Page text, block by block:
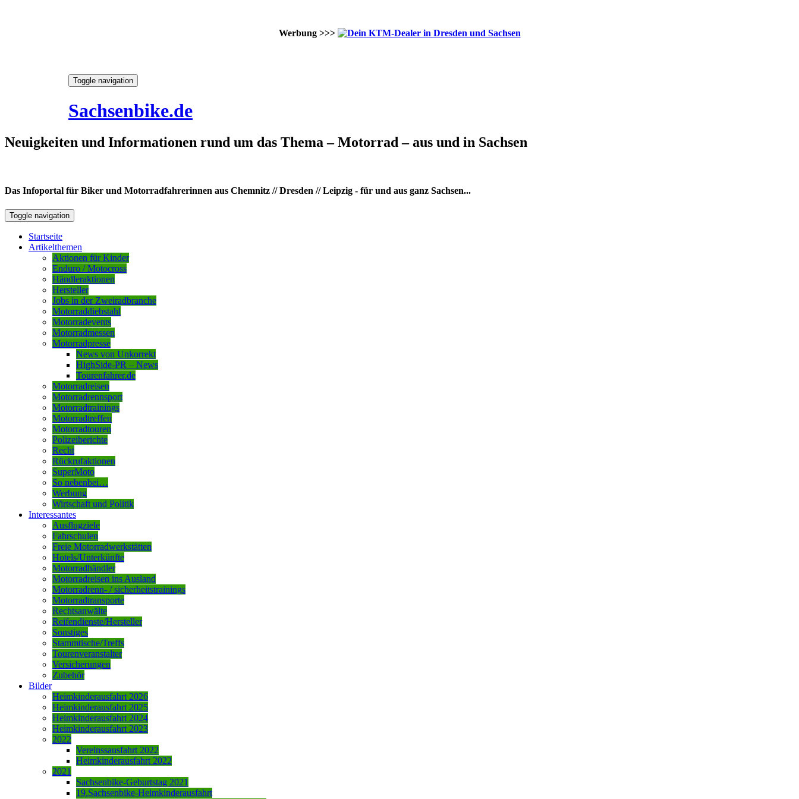
Werbung >>>
Toggle navigation
Sachsenbike.de
Neuigkeiten und Informationen rund um das Thema – Motorrad – aus und in Sachsen
Das Infoportal für Biker und Motorradfahrerinnen aus Chemnitz // Dresden // Leipzig - für und aus ganz Sachsen...
Toggle navigation
Startseite
Artikelthemen
Aktionen für Kinder
Enduro / Motocross
Händleraktionen
Hersteller
Jobs in der Zweiradbranche
Motorraddiebstahl
Motorradevents
Motorradmessen
Motorradpresse
News von Unkorrekt
HighSide-PR – News
Tourenfahrer.de
Motorradreisen
Motorradrennsport
Motorradtrainings
Motorradtreffen
Motorradtouren
Polizeiberichte
Recht
Rückrufaktionen
SuperMoto
So nebenbei…
Werbung
Wirtschaft und Politik
Interessantes
Ausflugziele
Fahrschulen
Freie Motorradwerkstätten
Hotels/Unterkünfte
Motorradhändler
Motorradreisen ins Ausland
Motorradrenn- / sicherheitstrainings
Motorradtransporte
Rechtsanwälte
Reifendienste/Hersteller
Sonstiges
Stammtische/Treffs
Tourenveranstalter
Versicherungen
Zubehör
Bilder
Heimkinderausfahrt 2026
Heimkinderausfahrt 2025
Heimkinderausfahrt 2024
Heimkinderausfahrt 2023
2022
Vereinssausfahrt 2022
Heimkinderausfahrt 2022
2021
Sachsenbike-Geburtstag 2021
19.Sachsenbike-Heimkinderausfahrt